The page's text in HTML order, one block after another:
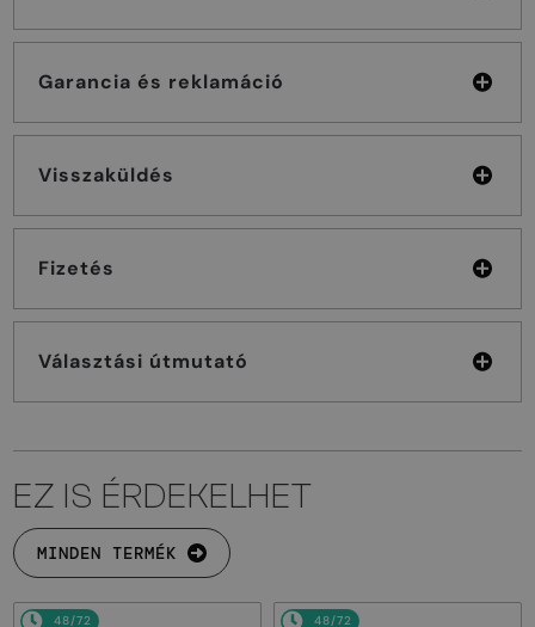
Garancia és reklamáció
Visszaküldés
Fizetés
Választási útmutató
EZ IS ÉRDEKELHET
MINDEN TERMÉK
48/72 48/72